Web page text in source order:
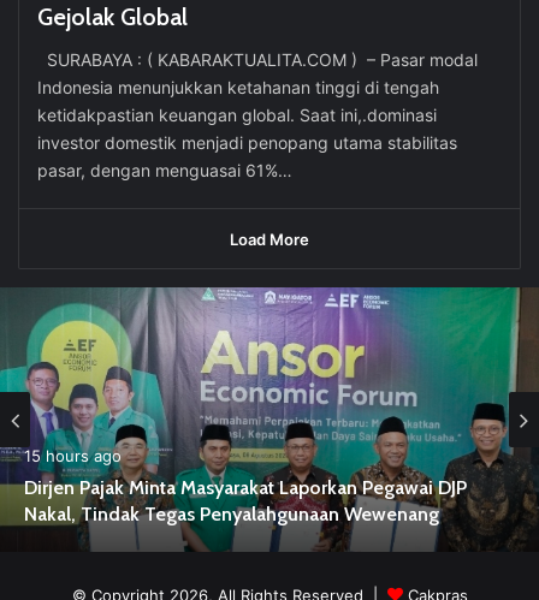
Gejolak Global
SURABAYA : ( KABARAKTUALITA.COM ) – Pasar modal
Indonesia menunjukkan ketahanan tinggi di tengah
ketidakpastian keuangan global. Saat ini,.dominasi
investor domestik menjadi penopang utama stabilitas
pasar, dengan menguasai 61%…
Load More
15 hours ago
Dirjen Pajak Minta Masyarakat Laporkan Pegawai DJP
Nakal, Tindak Tegas Penyalahgunaan Wewenang
© Copyright 2026, All Rights Reserved | Cakpras